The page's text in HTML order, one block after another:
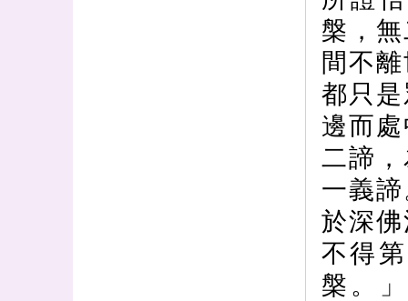
槃，
間不
都只
邊而
二諦
一義
於深
不得
槃。